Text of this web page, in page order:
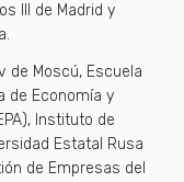
III de Madrid y
de Moscú, Escuela
de Economía y
Instituto de
Estatal Rusa
de Empresas del